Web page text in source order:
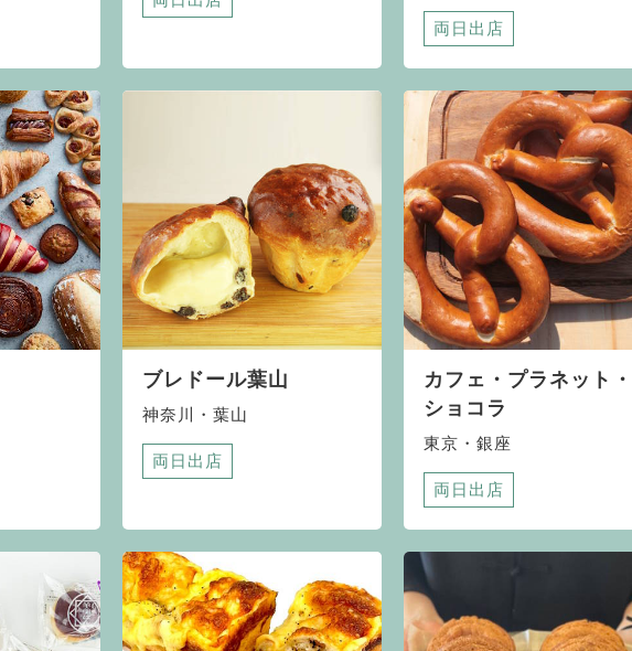
両日出店
ブレドール葉山
神奈川・葉山
両日出店
カフェ・プラネット・
ショコラ
東京・銀座
両日出店